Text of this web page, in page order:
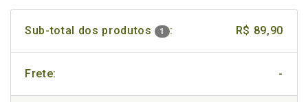
Sub-total dos produtos 1 : R$ 89,90
Frete: -